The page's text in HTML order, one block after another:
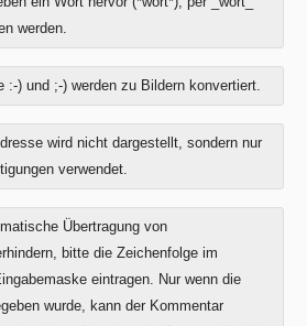
werden.
:-) und ;-) werden zu Bildern konvertiert.
wird nicht dargestellt, sondern nur
verwendet.
Übertragung von
bitte die Zeichenfolge im
eintragen. Nur wenn die
wurde, kann der Kommentar